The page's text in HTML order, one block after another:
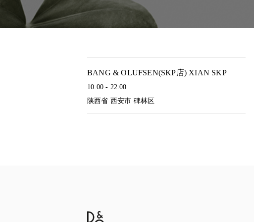
BANG & OLUFSEN(SKP店) XIAN SKP
10:00 - 22:00
陕西省 西安市 碑林区